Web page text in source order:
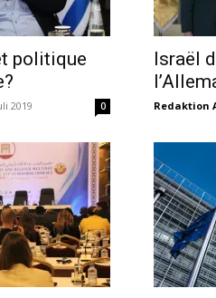
politique
2019 0
Israël
Redaktion